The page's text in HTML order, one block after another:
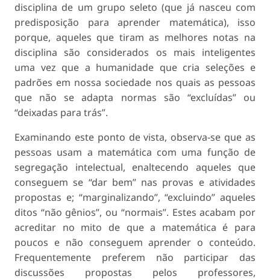
disciplina de um grupo seleto (que já nasceu com
predisposição para aprender matemática), isso
porque, aqueles que tiram as melhores notas na
disciplina são considerados os mais inteligentes
uma vez que a humanidade que cria seleções e
padrões em nossa sociedade nos quais as pessoas
que não se adapta normas são “excluídas” ou
“deixadas para trás”.
Examinando este ponto de vista, observa-se que as
pessoas usam a matemática com uma função de
segregação intelectual, enaltecendo aqueles que
conseguem se “dar bem” nas provas e atividades
propostas e; “marginalizando”, “excluindo” aqueles
ditos “não gênios”, ou “normais”. Estes acabam por
acreditar no mito de que a matemática é para
poucos e não conseguem aprender o conteúdo.
Frequentemente preferem não participar das
discussões propostas pelos professores,